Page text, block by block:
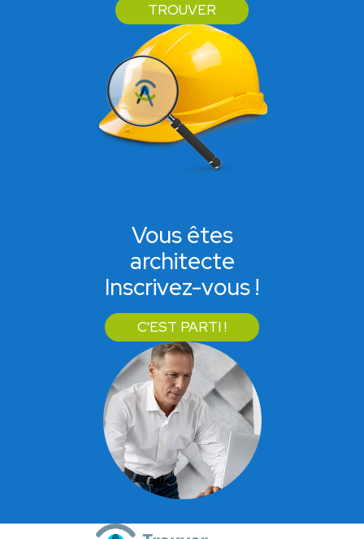
TROUVER
Vous êtes
architecte
Inscrivez-vous !
C'EST PARTI !